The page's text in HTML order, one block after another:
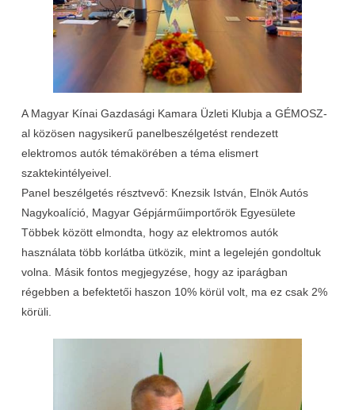
A Magyar Kínai Gazdasági Kamara Üzleti Klubja a GÉMOSZ-
al közösen nagysikerű panelbeszélgetést rendezett
elektromos autók témakörében a téma elismert
szaktekintélyeivel.
Panel beszélgetés résztvevő: Knezsik István, Elnök Autós
Nagykoalíció, Magyar Gépjárműimportőrök Egyesülete
Többek között elmondta, hogy az elektromos autók
használata több korlátba ütközik, mint a legelején gondoltuk
volna. Másik fontos megjegyzése, hogy az iparágban
régebben a befektetői haszon 10% körül volt, ma ez csak 2%
körüli.